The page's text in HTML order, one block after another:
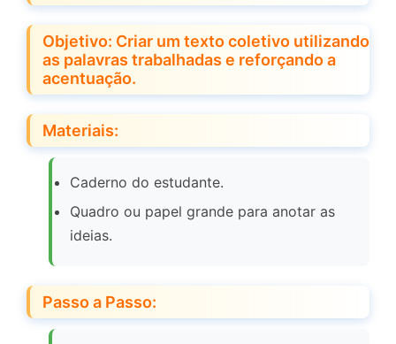
Objetivo: Criar um texto coletivo utilizando
as palavras trabalhadas e reforçando a
acentuação.
Materiais:
Caderno do estudante.
Quadro ou papel grande para anotar as
ideias.
Passo a Passo: